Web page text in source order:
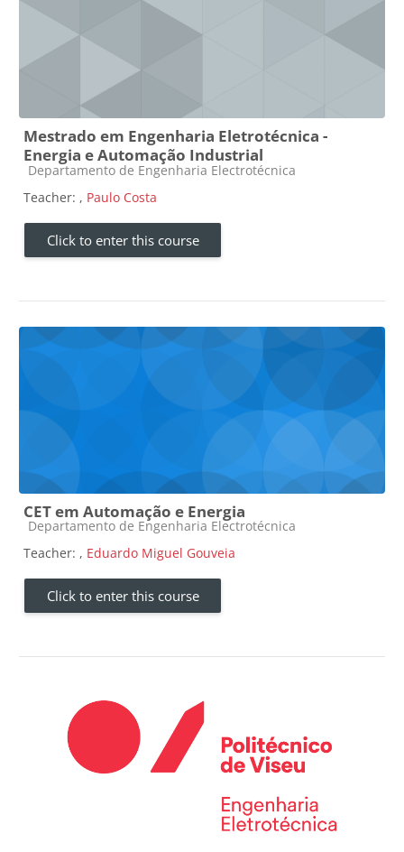
Mestrado em Engenharia Eletrotécnica -
Energia e Automação Industrial
Course category
Departamento de Engenharia Electrotécnica
Teacher: , Paulo Costa
Click to enter this course
CET em Automação e Energia
Course category
Departamento de Engenharia Electrotécnica
Teacher: , Eduardo Miguel Gouveia
Click to enter this course